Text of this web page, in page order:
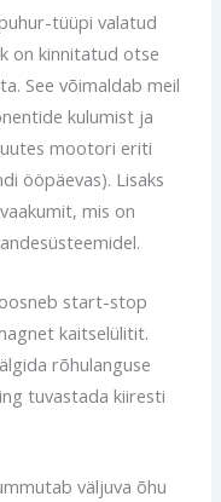
tüüpi valatud
on kinnitatud otse
See võimaldab meil
kulumist ja
mootori eriti
ööpäevas). Lisaks
mis on
start-stop
kaitselülitit.
rõhulanguse
tuvastada kiiresti
väljuva õhu